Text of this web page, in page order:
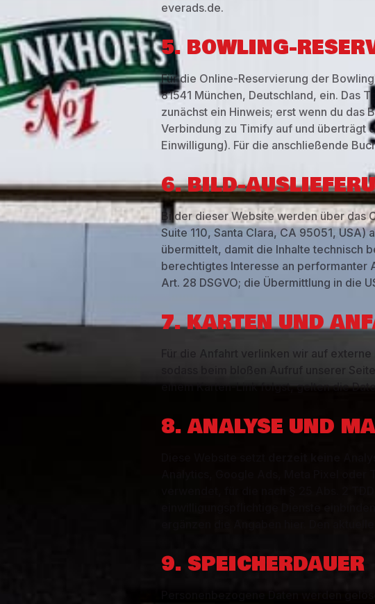
everads.de.
5. BOWLING-
Für die Online-Reservierung der
81541 München, Deutschland, ein. Das
zunächst ein Hinweis; erst wenn du das
Verbindung zu Timify auf und überträgt
Einwilligung). Für die anschließende
6. BILD-
Bilder dieser Website werden über das
Suite 110, Santa Clara, CA 95051,
übermittelt, damit die Inhalte technisch
berechtigtes Interesse an performanter
Art. 28 DSGVO; die Übermittlung in die
7. KARTEN UND
Für die Anfahrt verlinken wir auf
sodass beim bloßen Aufruf unserer
einem Karten-Link folgst, gelten die
8. ANALYSE UND
9. SPEICHERDAUER